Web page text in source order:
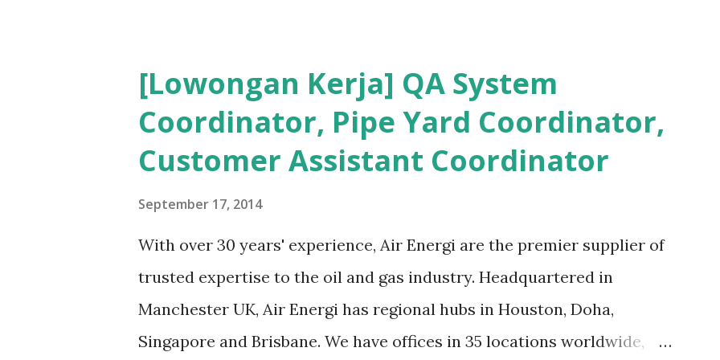
pula dengan HSE Migas . Pembahasan - Administrator Migas Bermula
dari pertanyaan Sdr. Andri Jaswin (non-member) kepada
Administrator Milis mengenai HSE. Saya jawab secara singkat
Moderator KBK, maka tentu sayang kalau dilewatkan oleh anggota
milis semuanya. Untuk itu saya forward ke Milis Migas Indonesia.
Selain itu, keanggotaan Sdr. Andry telah saya setujui sehingga ...
[Lowongan Kerja] QA System
Coordinator, Pipe Yard Coordinator,
Customer Assistant Coordinator
September 17, 2014
With over 30 years' experience, Air Energi are the premier supplier of
trusted expertise to the oil and gas industry. Headquartered in
Manchester UK, Air Energi has regional hubs in Houston, Doha,
Singapore and Brisbane. We have offices in 35 locations worldwide,